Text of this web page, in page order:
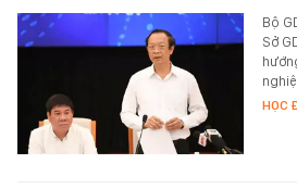
Bộ
Sở
HỌC